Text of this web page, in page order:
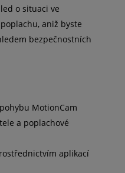
o situaci ve
aniž byste
bezpečnostních
MotionCam
a poplachové
aplikací